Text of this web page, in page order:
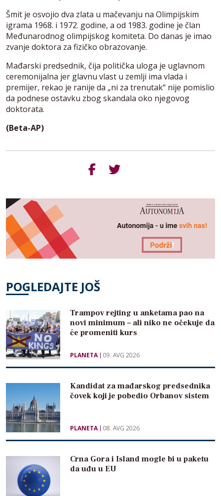
Šmit je osvojio dva zlata u mačevanju na Olimpijskim
igrama 1968. i 1972. godine, a od 1983. godine je član
Međunarodnog olimpijskog komiteta. Do danas je imao
zvanje doktora za fizičko obrazovanje.
Mađarski predsednik, čija politička uloga je uglavnom
ceremonijalna jer glavnu vlast u zemlji ima vlada i
premijer, rekao je ranije da „ni za trenutak“ nije pomislio
da podnese ostavku zbog skandala oko njegovog
doktorata.
(Beta-AP)
POGLEDAJTE JOŠ
Trampov rejting u anketama pao na
novi minimum – ali niko ne očekuje da
će promeniti kurs
PLANETA 09. AVG 2026
Kandidat za mađarskog predsednika
čovek koji je pobedio Orbanov sistem
PLANETA 08. AVG 2026
Crna Gora i Island mogle bi u paketu
da uđu u EU